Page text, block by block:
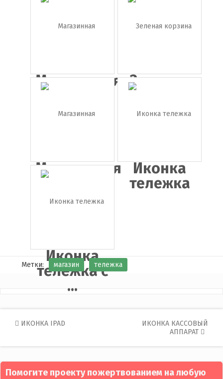
корзина
корзина
Магазинная
корзин...
Зеленая
корзина
Магазинная
тележк...
Иконка
тележка
Иконка
тележка с
...
Метки: магазин тележка
Post
ИКОНКА IPAD
ИКОНКА КАССОВЫЙ
АППАРАТ
Помогите проекту пожертвованием на любую